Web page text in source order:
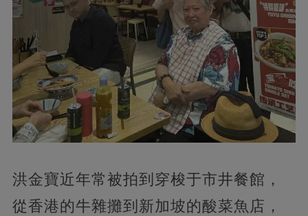
洪金寶近年常被拍到穿梭于市井餐館，
從香港的牛雜攤到新加坡的酸菜魚店，